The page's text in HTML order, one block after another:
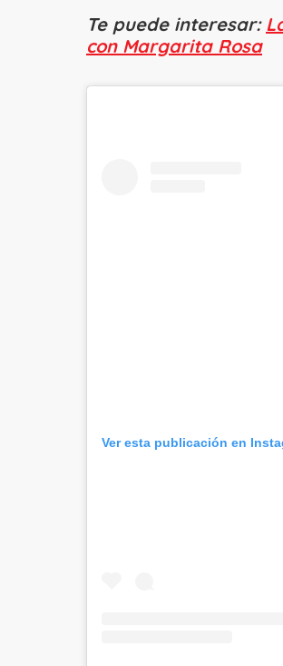
Te puede interesar:
con Margarita Rosa
Ver esta publicación en